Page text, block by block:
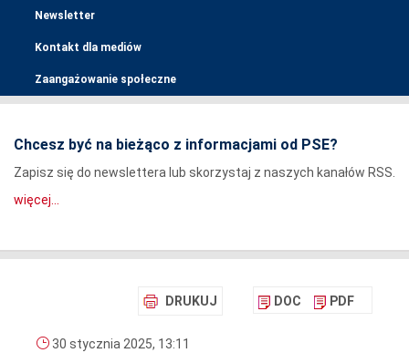
Newsletter
Kontakt dla mediów
Zaangażowanie społeczne
Chcesz być na bieżąco z informacjami od PSE?
Zapisz się do newslettera lub skorzystaj z naszych kanałów RSS.
więcej...
DRUKUJ DOC PDF
30 stycznia 2025, 13:11